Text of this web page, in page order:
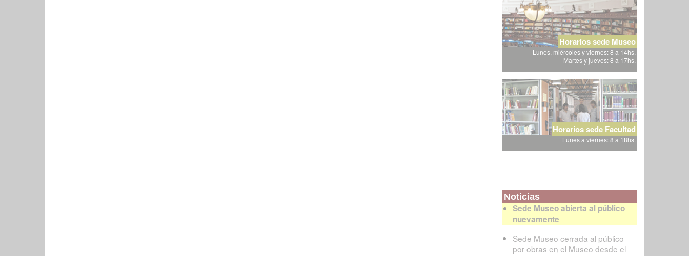
Horarios sede Museo
Lunes, miércoles y viernes: 8 a 14hs.
Martes y jueves: 8 a 17hs.
Horarios sede Facultad
Lunes a viernes: 8 a 18hs.
Noticias
Sede Museo abierta al público
nuevamente
Sede Museo cerrada al público
por obras en el Museo desde el